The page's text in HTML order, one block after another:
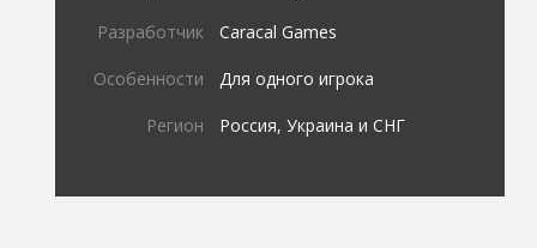
Разработчик Caracal Games
Особенности Для одного игрока
Регион Россия, Украина и СНГ